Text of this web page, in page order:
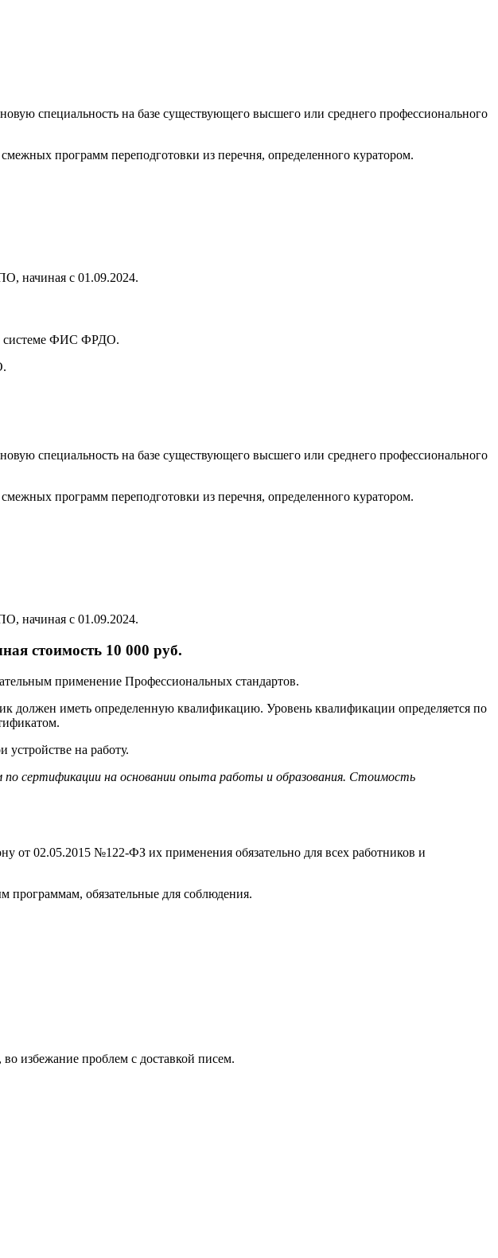
специальность на базе существующего высшего или среднего профессионального
программ переподготовки из перечня, определенного куратором.
начиная с 01.09.2024.
системе ФИС ФРДО.
специальность на базе существующего высшего или среднего профессионального
программ переподготовки из перечня, определенного куратором.
начиная с 01.09.2024.
стоимость 10 000 руб.
применение Профессиональных стандартов.
должен иметь определенную квалификацию. Уровень квалификации определяется по
на работу.
сертификации на основании опыта работы и образования. Стоимость
от 02.05.2015 №122-ФЗ их применения обязательно для всех работников и
программам, обязательные для соблюдения.
избежание проблем с доставкой писем.